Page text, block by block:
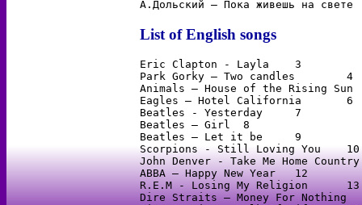
List of English songs
Eric Clapton - Layla	3
Park Gorky – Two candles	4
Animals – House of the Rising Sun	5
Eagles – Hotel California	6
Beatles - Yesterday	7
Beatles – Girl	8
Beatles – Let it be	9
Scorpions - Still Loving You	10
John Denver - Take Me Home Country
ABBA – Happy New Year	12
R.E.M - Losing My Religion	13
Dire Straits – Money For Nothing	15